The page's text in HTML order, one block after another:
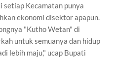
setiap Kecamatan punya
ekonomi disektor apapun.
"Kutho Wetan" di
untuk semuanya dan hidup
lebih maju," ucap Bupati